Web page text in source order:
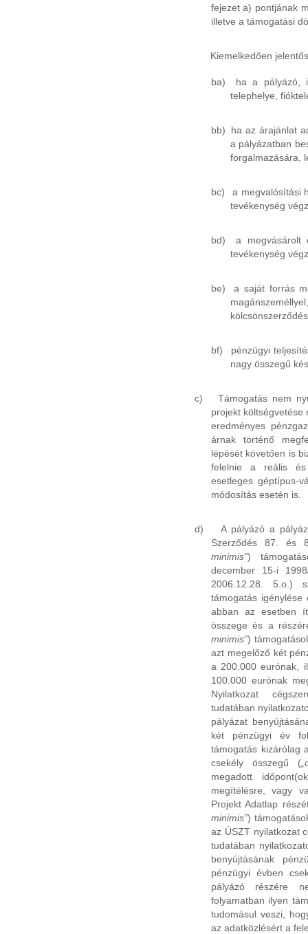
fejezet a) pontjának
illetve a támogatási
Kiemelkedően
ba)
ha a pályázó,
telephelye,
bb)
ha az árajánlat
a pályázatban
forgalmazására,
bc)
a megvalósítási
tevékenység
bd)
a megvásárolt
tevékenység
be)
a saját forrás
bf)
pénzügyi
nagy összegű
c)
Támogatás nem
projekt költségvetése
eredményes
árnak történő
lépését követően is
felelnie a reális és
esetleges géptípus-
módosítás esetén is.
d)
A pályázó a
Szerződés 87. és
minimis”)
december 15-i
2006.12.28. 5.o.)
támogatás
abban az esetben
összege és a
minimis”)
azt megelőző két
a 200.000 eurónak,
100.000 eurónak
Nyilatkozat
tudatában
pályázat
két pénzügyi év
támogatás kizárólag
csekély összegű (
megadott
megítélésre, vagy
Projekt Adatlap
minimis”)
az ÚSZT nyilatkozat
tudatában
benyújtásának
pénzügyi évben
pályázó részére
folyamatban ilyen
tudomásul veszi,
az adatközlésért a